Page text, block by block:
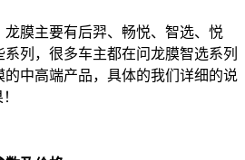
膜主要有后羿、畅悦、智选、悦
列，很多车主都在问龙膜智选系列
中高端产品，具体的我们详细的说